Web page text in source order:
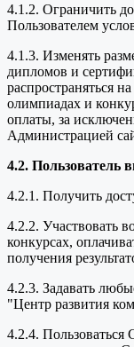
4.1.2. Ограничить
Пользователем
4.1.3. Изменять
дипломов и
распространяться
олимпиадах и
оплаты, за
Администрацией
4.2. Пользователь
4.2.1. Получить
4.2.2. Участвовать
конкурсах,
получения
4.2.3. Задавать
"Центр развития
4.2.4. Пользоваться